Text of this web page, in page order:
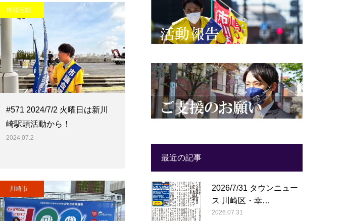
街頭活動
#571 2024/7/2 火曜日は新川
崎駅頭活動から！
2024.07.2
川崎市
最近の記事
2026/7/31 タウンニュー
ス 川崎区・幸…
2026.07.31